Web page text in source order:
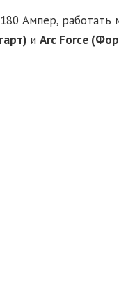
Ампер, работать
и Arc Force